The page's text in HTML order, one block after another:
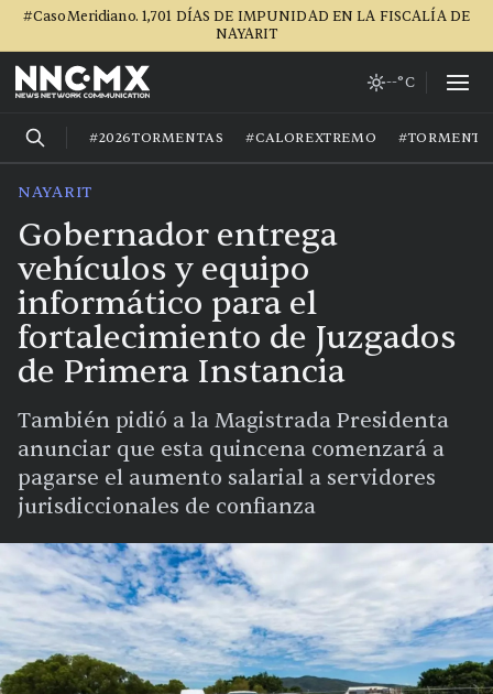
#CasoMeridiano. 1,701 DÍAS DE IMPUNIDAD EN LA FISCALÍA DE
NAYARIT
--°C
#2026TORMENTAS #CALOREXTREMO
NAYARIT
Gobernador entrega
vehículos y equipo
informático para el
fortalecimiento de Juzgados
de Primera Instancia
También pidió a la Magistrada Presidenta
anunciar que esta quincena comenzará a
pagarse el aumento salarial a servidores
jurisdiccionales de confianza